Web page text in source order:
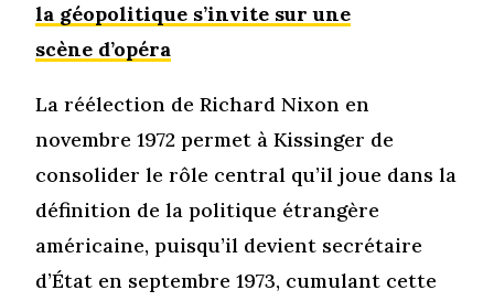
la géopolitique s’invite sur une
scène d’opéra
La réélection de Richard Nixon en
novembre 1972 permet à Kissinger de
consolider le rôle central qu’il joue dans la
définition de la politique étrangère
américaine, puisqu’il devient secrétaire
d’État en septembre 1973, cumulant cette